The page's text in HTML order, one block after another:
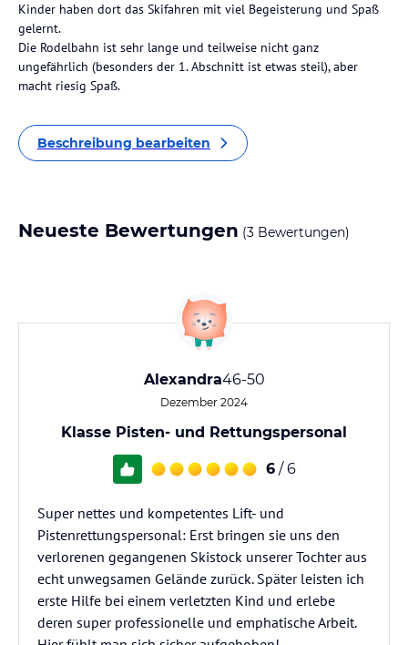
Kinder haben dort das Skifahren mit viel Begeisterung und Spaß
gelernt.
Die Rodelbahn ist sehr lange und teilweise nicht ganz
ungefährlich (besonders der 1. Abschnitt ist etwas steil), aber
macht riesig Spaß.
Beschreibung bearbeiten
Neueste Bewertungen (3 Bewertungen)
Alexandra46-50
Dezember 2024
Klasse Pisten- und Rettungspersonal
6 / 6
Super nettes und kompetentes Lift- und
Pistenrettungspersonal: Erst bringen sie uns den
verlorenen gegangenen Skistock unserer Tochter aus
echt unwegsamen Gelände zurück. Später leisten ich
erste Hilfe bei einem verletzten Kind und erlebe
deren super professionelle und emphatische Arbeit.